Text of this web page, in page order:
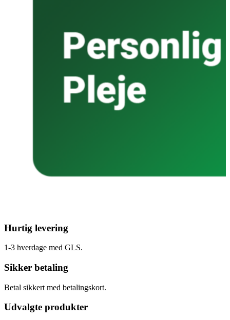
Hurtig levering
1-3 hverdage med GLS.
Sikker betaling
Betal sikkert med betalingskort.
Udvalgte produkter